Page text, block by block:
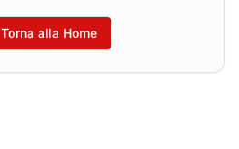
Torna alla Home